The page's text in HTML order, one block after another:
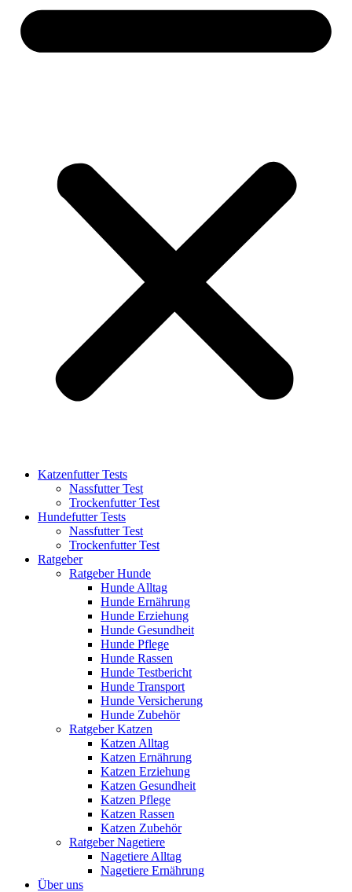
Katzenfutter Tests
Nassfutter Test
Trockenfutter Test
Hundefutter Tests
Nassfutter Test
Trockenfutter Test
Ratgeber
Ratgeber Hunde
Hunde Alltag
Hunde Ernährung
Hunde Erziehung
Hunde Gesundheit
Hunde Pflege
Hunde Rassen
Hunde Testbericht
Hunde Transport
Hunde Versicherung
Hunde Zubehör
Ratgeber Katzen
Katzen Alltag
Katzen Ernährung
Katzen Erziehung
Katzen Gesundheit
Katzen Pflege
Katzen Rassen
Katzen Zubehör
Ratgeber Nagetiere
Nagetiere Alltag
Nagetiere Ernährung
Über uns